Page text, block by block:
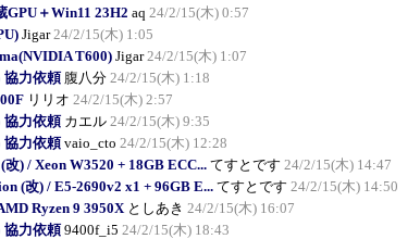
GPU＋Win11 23H2 aq 24/2/15(木) 0:57
Jigar 24/2/15(木) 1:05
T600) Jigar 24/2/15(木) 1:07
力依頼 腹八分 24/2/15(木) 1:18
リリオ 24/2/15(木) 2:57
力依頼 カエル 24/2/15(木) 9:35
力依頼 vaio_cto 24/2/15(木) 12:28
) / Xeon W3520 + 18GB ECC...てすとです 24/2/15(木) 14:47
(改) / E5-2690v2 x1 + 96GB E...てすとです 24/2/15(木) 14:50
Ryzen 9 3950X としあき 24/2/15(木) 16:07
力依頼 9400f_i5 24/2/15(木) 18:43